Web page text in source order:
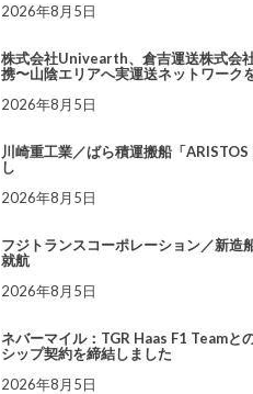
2026年8月5日
株式会社Univearth、倉吉運送株式会
携〜山陰エリアへ実運送ネットワーク
2026年8月5日
川崎重工業／ばら積運搬船「
し
2026年8月5日
フジトランスコーポレーション／新造
就航
2026年8月5日
ネバーマイル：TGR Haas F1 Teamと
シップ契約を締結しました
2026年8月5日